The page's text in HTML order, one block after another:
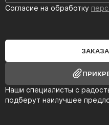
Наши специалисты с
подберут наилучшее
Согласие на обработку